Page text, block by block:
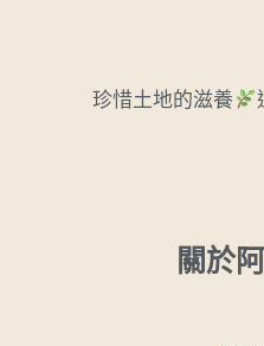
珍惜土地的滋養
關於